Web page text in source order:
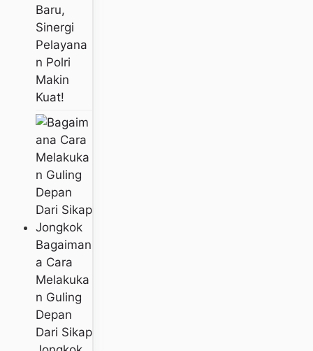
Baru,
Sinergi
Pelayana
N Polri
Makin
Kuat!
Bagaiman
A Cara
Melakuka
N Guling
Depan
Dari Sikap